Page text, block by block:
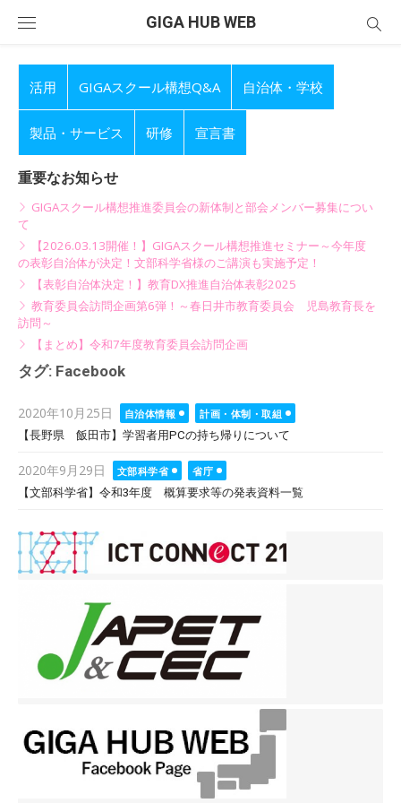
GIGA HUB WEB
活用 GIGAスクール構想Q&A 自治体・学校
製品・サービス 研修 宣言書
重要なお知らせ
GIGAスクール構想推進委員会の新体制と部会メンバー募集につい
て
【2026.03.13開催！】GIGAスクール構想推進セミナー～今年度
の表彰自治体が決定！文部科学省様のご講演も実施予定！
【表彰自治体決定！】教育DX推進自治体表彰2025
教育委員会訪問企画第6弾！～春日井市教育委員会 児島教育長を
訪問～
【まとめ】令和7年度教育委員会訪問企画
タグ: Facebook
Posted
on
2020年10月25日 自治体情報
計画・体制・取組
【長野県 飯田市】学習者用PCの持ち帰りについて
Posted
on
2020年9月29日 文部科学省
省庁
【文部科学省】令和3年度 概算要求等の発表資料一覧